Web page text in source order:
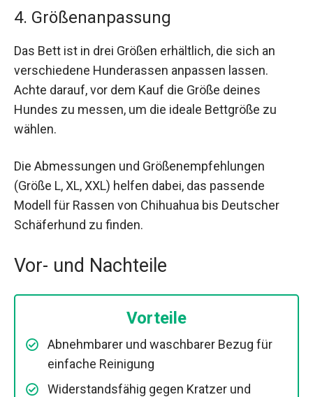
4. Größenanpassung
Das Bett ist in drei Größen erhältlich, die sich an
verschiedene Hunderassen anpassen lassen.
Achte darauf, vor dem Kauf die Größe deines
Hundes zu messen, um die ideale Bettgröße zu
wählen.
Die Abmessungen und Größenempfehlungen
(Größe L, XL, XXL) helfen dabei, das passende
Modell für Rassen von Chihuahua bis Deutscher
Schäferhund zu finden.
Vor- und Nachteile
Vorteile
Abnehmbarer und waschbarer Bezug für
einfache Reinigung
Widerstandsfähig gegen Kratzer und